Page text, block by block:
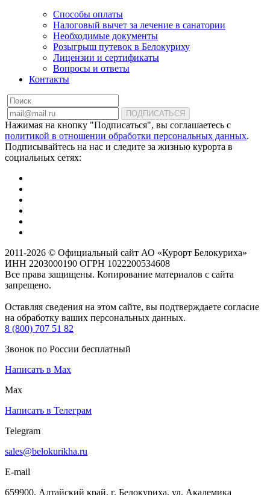
Способы оплаты
Налоговый вычет за лечение в санатории
Необходимые документы
Розыгрыш путевок в Белокуриху
Лицензии и сертификаты
Вопросы и ответы
Контакты
ПОДПИСАТЬСЯ
Нажимая на кнопку "Подписаться", вы соглашаетесь с
политикой в отношении обработки персональных данных.
Подписывайтесь на нас и следите за жизнью курорта в
социальных сетях:
2011-2026 © Официальный сайт АО «Курорт Белокуриха»
ИНН 2203000190 ОГРН 1022200534608
Все права защищены. Копирование материалов с сайта
запрещено.
Оставляя сведения на этом сайте, вы подтверждаете согласие
на обработку ваших персональных данных.
8 (800) 707 51 82
Звонок по России бесплатный
Написать в Max
Max
Написать в Телеграм
Telegram
sales@belokurikha.ru
E-mail
659900, Алтайский край, г. Белокуриха, ул. Академика